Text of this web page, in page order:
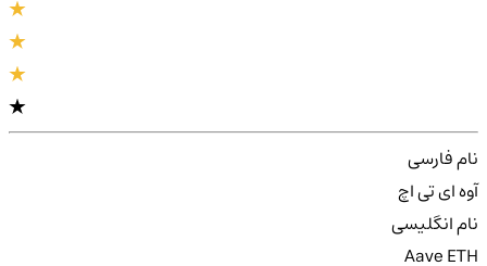
نام فارسی
آوه ای تی اچ
نام انگلیسی
Aave ETH